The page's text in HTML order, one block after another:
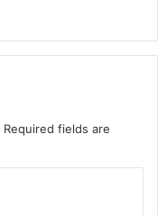
Required fields are